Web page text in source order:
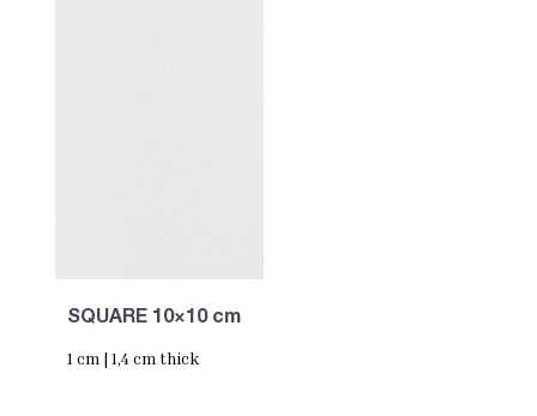
SQUARE 10×10 cm
1 cm | 1,4 cm thick